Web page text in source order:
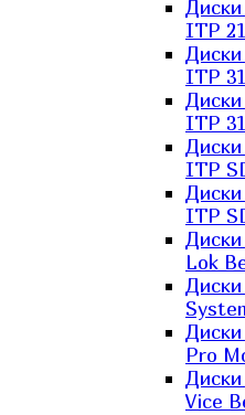
ITP
ITP
ITP
ITP
ITP
Lok
Pro
Vice